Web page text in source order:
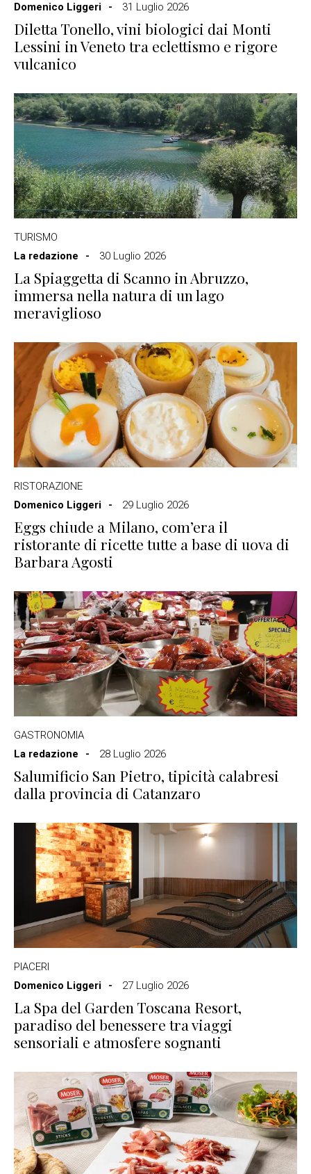
Domenico Liggeri
31 Luglio 2026
Diletta Tonello, vini biologici dai Monti
Lessini in Veneto tra eclettismo e rigore
vulcanico
TURISMO
La redazione
30 Luglio 2026
La Spiaggetta di Scanno in Abruzzo,
immersa nella natura di un lago
meraviglioso
RISTORAZIONE
Domenico Liggeri
29 Luglio 2026
Eggs chiude a Milano, com’era il
ristorante di ricette tutte a base di uova di
Barbara Agosti
GASTRONOMIA
La redazione
28 Luglio 2026
Salumificio San Pietro, tipicità calabresi
dalla provincia di Catanzaro
PIACERI
Domenico Liggeri
27 Luglio 2026
La Spa del Garden Toscana Resort,
paradiso del benessere tra viaggi
sensoriali e atmosfere sognanti